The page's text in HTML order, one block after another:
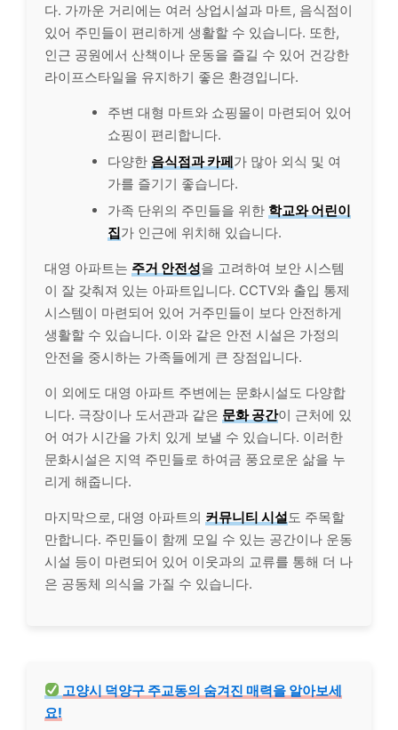
다. 가까운 거리에는 여러 상업시설과 마트, 음식점이
있어 주민들이 편리하게 생활할 수 있습니다. 또한,
인근 공원에서 산책이나 운동을 즐길 수 있어 건강한
라이프스타일을 유지하기 좋은 환경입니다.
주변 대형 마트와 쇼핑몰이 마련되어 있어
쇼핑이 편리합니다.
다양한 음식점과 카페가 많아 외식 및 여
가를 즐기기 좋습니다.
가족 단위의 주민들을 위한 학교와 어린이
집가 인근에 위치해 있습니다.
대영 아파트는 주거 안전성을 고려하여 보안 시스템
이 잘 갖춰져 있는 아파트입니다. CCTV와 출입 통제
시스템이 마련되어 있어 거주민들이 보다 안전하게
생활할 수 있습니다. 이와 같은 안전 시설은 가정의
안전을 중시하는 가족들에게 큰 장점입니다.
이 외에도 대영 아파트 주변에는 문화시설도 다양합
니다. 극장이나 도서관과 같은 문화 공간이 근처에 있
어 여가 시간을 가치 있게 보낼 수 있습니다. 이러한
문화시설은 지역 주민들로 하여금 풍요로운 삶을 누
리게 해줍니다.
마지막으로, 대영 아파트의 커뮤니티 시설도 주목할
만합니다. 주민들이 함께 모일 수 있는 공간이나 운동
시설 등이 마련되어 있어 이웃과의 교류를 통해 더 나
은 공동체 의식을 가질 수 있습니다.
고양시 덕양구 주교동의 숨겨진 매력을 알아보세
요!